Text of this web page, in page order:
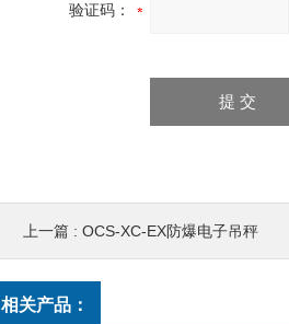
验证码：
上一篇 : OCS-XC-EX防爆电子吊秤
相关产品：